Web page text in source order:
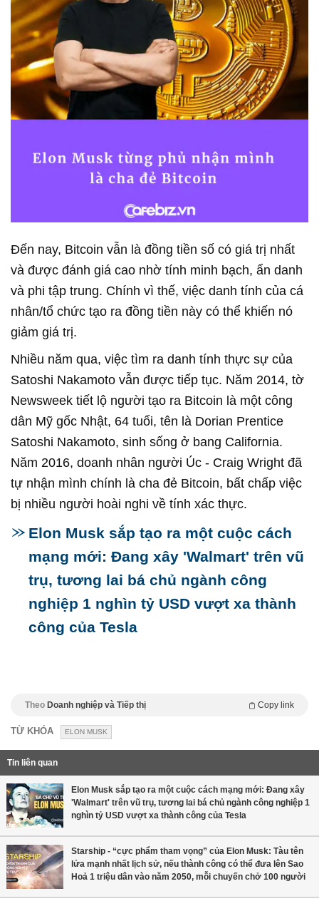
Đến nay, Bitcoin vẫn là đồng tiền số có giá trị nhất
và được đánh giá cao nhờ tính minh bạch, ẩn danh
và phi tập trung. Chính vì thế, việc danh tính của cá
nhân/tổ chức tạo ra đồng tiền này có thể khiến nó
giảm giá trị.
Nhiều năm qua, việc tìm ra danh tính thực sự của
Satoshi Nakamoto vẫn được tiếp tục. Năm 2014, tờ
Newsweek tiết lộ người tạo ra Bitcoin là một công
dân Mỹ gốc Nhật, 64 tuổi, tên là Dorian Prentice
Satoshi Nakamoto, sinh sống ở bang California.
Năm 2016, doanh nhân người Úc - Craig Wright đã
tự nhận mình chính là cha đẻ Bitcoin, bất chấp việc
bị nhiều người hoài nghi về tính xác thực.
Elon Musk sắp tạo ra một cuộc cách
mạng mới: Đang xây 'Walmart' trên vũ
trụ, tương lai bá chủ ngành công
nghiệp 1 nghìn tỷ USD vượt xa thành
công của Tesla
Theo Doanh nghiệp và Tiếp thị Copy link
TỪ KHÓA ELON MUSK
Tin liên quan
Elon Musk sắp tạo ra một cuộc cách mạng mới: Đang xây
'Walmart' trên vũ trụ, tương lai bá chủ ngành công nghiệp 1
nghìn tỷ USD vượt xa thành công của Tesla
Starship - “cực phẩm tham vọng” của Elon Musk: Tàu tên
lửa mạnh nhất lịch sử, nếu thành công có thể đưa lên Sao
Hoả 1 triệu dân vào năm 2050, mỗi chuyến chở 100 người